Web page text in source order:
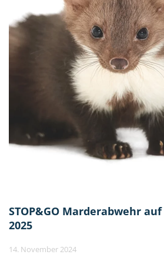
STOP&GO Marderabwehr
2025
14. November 2024